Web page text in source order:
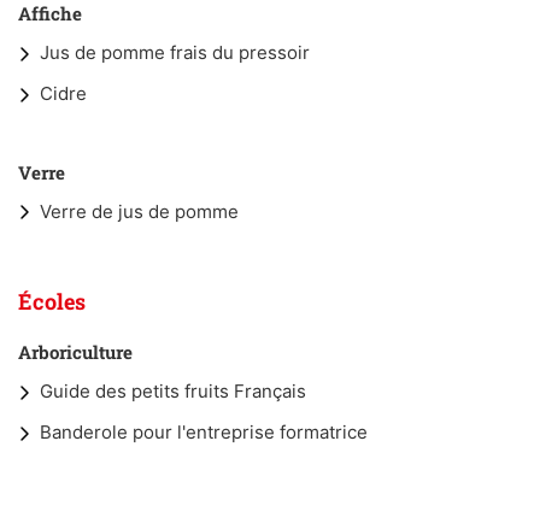
Affiche
Jus de pomme frais du pressoir
Cidre
Verre
Verre de jus de pomme
Écoles
Arboriculture
Guide des petits fruits Français
Banderole pour l'entreprise formatrice